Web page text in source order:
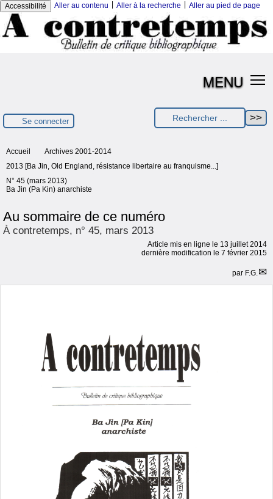
Accessibilité Aller au contenu Aller à la recherche Aller au pied de page
MENU
Se connecter
Accueil
Archives 2001-2014
2013 [Ba Jin, Old England, résistance libertaire au franquisme...]
N° 45 (mars 2013)
Ba Jin (Pa Kin) anarchiste
Au sommaire de ce numéro
À contretemps, n° 45, mars 2013
Article mis en ligne le 13 juillet 2014
dernière modification le 7 février 2015
par F.G.